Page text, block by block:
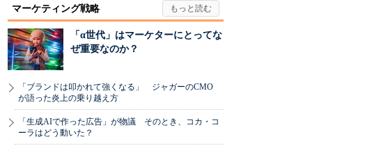
マーケティング戦略
「α世代」はマーケターにとってな
ぜ重要なのか？
「ブランドは叩かれて強くなる」 ジャガーのCMO
が語った炎上の乗り越え方
「生成AIで作った広告」が物議 そのとき、コカ・コ
ーラはどう動いた？